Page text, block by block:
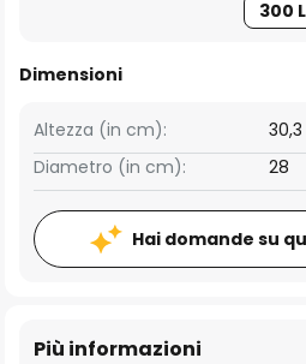
300
Dimensioni
Altezza (in cm):
30,3
Diametro (in cm):
28
Hai domande su
Più informazioni